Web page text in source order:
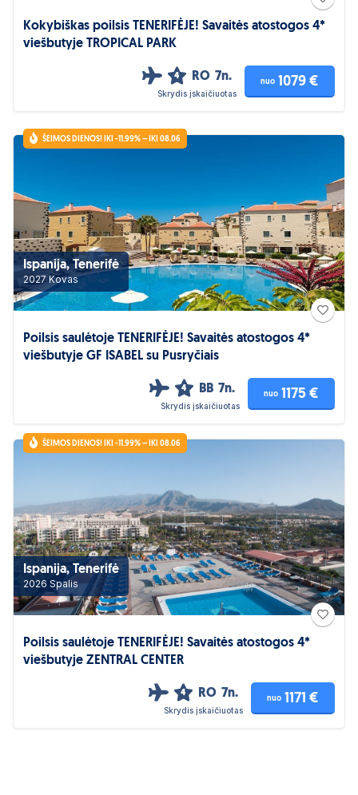
Kokybiškas poilsis TENERIFĖJE! Savaitės atostogos 4*
viešbutyje TROPICAL PARK
4 RO 7n.
Skrydis įskaičiuotas
nuo 1079 €
ŠEIMOS DIENOS! IKI -11.99% – IKI 08.06
Ispanija, Tenerifė
2027 Kovas
Poilsis saulėtoje TENERIFĖJE! Savaitės atostogos 4*
viešbutyje GF ISABEL su Pusryčiais
4 BB 7n.
Skrydis įskaičiuotas
nuo 1175 €
ŠEIMOS DIENOS! IKI -11.99% – IKI 08.06
Ispanija, Tenerifė
2026 Spalis
Poilsis saulėtoje TENERIFĖJE! Savaitės atostogos 4*
viešbutyje ZENTRAL CENTER
4 RO 7n.
Skrydis įskaičiuotas
nuo 1171 €